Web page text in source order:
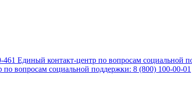
461 Единый контакт-центр по вопросам социальной
вопросам социальной поддержки: 8 (800) 100-00-01